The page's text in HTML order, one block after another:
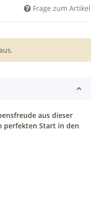
Frage zum Artikel
aus dieser
perfekten Start in den